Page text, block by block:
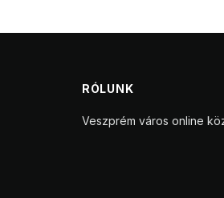
RÓLUNK
Veszprém város online